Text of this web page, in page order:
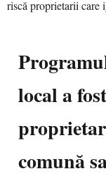
local a
comună